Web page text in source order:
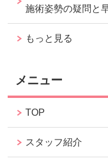
施術姿勢の疑問と
もっと見る
メニュー
TOP
スタッフ紹介